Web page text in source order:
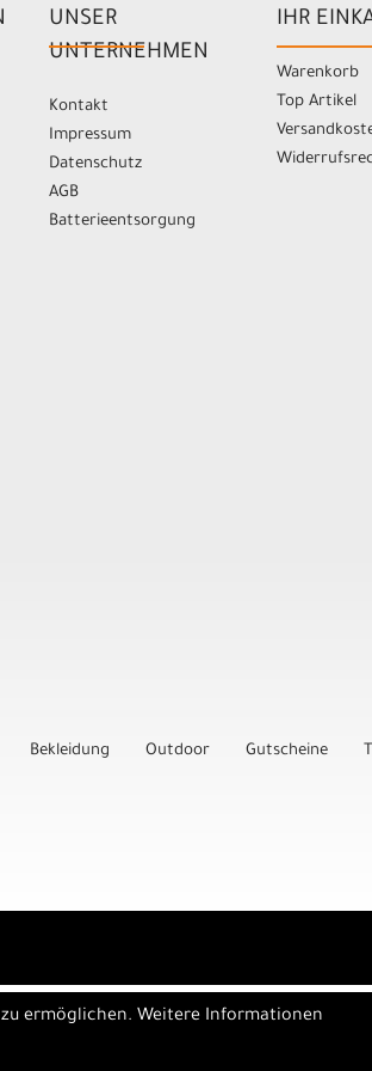
UNSER
UNTERNEHMEN
Kontakt
Impressum
Datenschutz
AGB
Batterieentsorgung
IHR
Warenkorb
Top Artikel
Bekleidung Outdoor Gutscheine
ermöglichen. Weitere Informationen